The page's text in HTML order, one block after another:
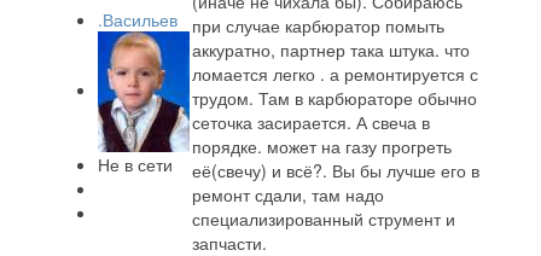
.Васильев
Не в сети
при случае карбюратор помыть
аккуратно, партнер така штука. что
ломается легко . а ремонтируется с
трудом. Там в карбюраторе обычно
сеточка засирается. А свеча в
порядке. может на газу прогреть
её(свечу) и всё?. Вы бы лучше его в
ремонт сдали, там надо
специализированный струмент и
запчасти.